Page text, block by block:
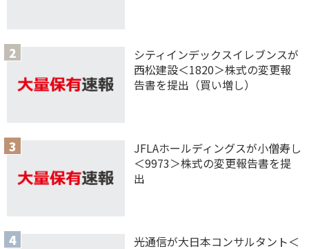
シティインデックスイレブンスが
西松建設＜1820＞株式の変更報
告書を提出（買い増し）
JFLAホールディングスが小僧寿し
＜9973＞株式の変更報告書を提
出
光通信が大日本コンサルタント＜